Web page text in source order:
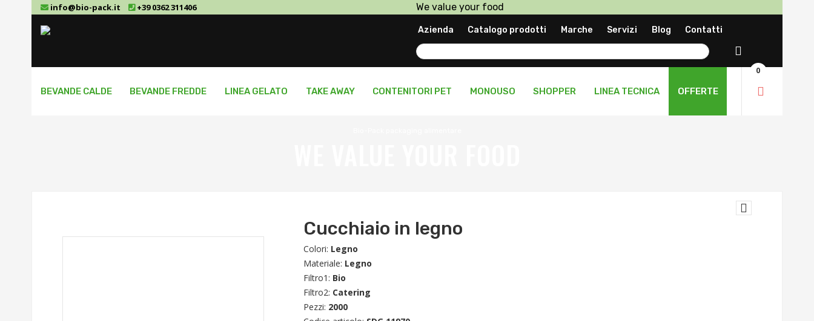
info@bio-pack.it +39 0362 311406
We value your food
Prodotti in pronta consegna
Personalizza il tuo packaging
Azienda Catalogo prodotti Marche Servizi Blog Contatti
BEVANDE CALDE BEVANDE FREDDE LINEA GELATO TAKE AWAY CONTENITORI PET MONOUSO SHOPPER LINEA TECNICA OFFERTE
0
Cucchiaio in legno
Colori: Legno
Materiale: Legno
Filtro1: Bio
Filtro2: Catering
Pezzi: 2000